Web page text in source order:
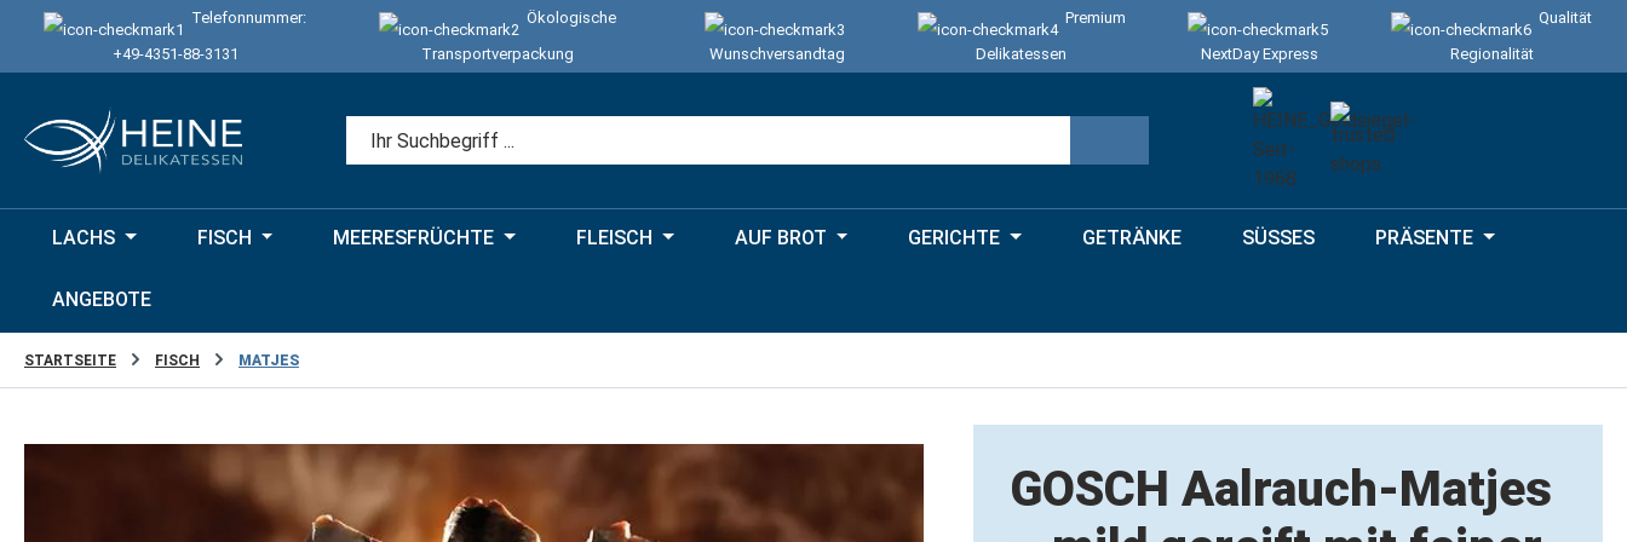
Hauptinhalt springen
Zur Suche springen
Zur Hauptnavigation springen
Telefonnummer:
+49-4351-88-3131
Ökologische
Transportverpackung
Wunschversandtag
Premium
Delikatessen
NextDay Express
Qualität
Regionalität
LACHS FISCH MEERESFRÜCHTE FLEISCH AUF BROT GERICHTE GETRÄNKE SÜSSES PRÄSENTE
ANGEBOTE
STARTSEITE FISCH MATJES
GOSCH Aalrauch-Matjes